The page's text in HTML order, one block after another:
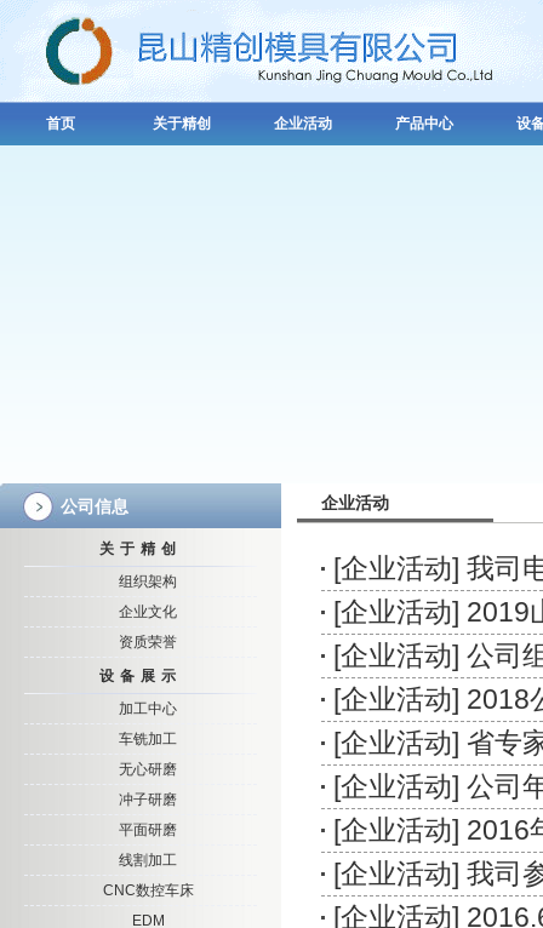
首页 关于精创 企业活动 产品中心 设
公司信息
关于精创
组织架构
企业文化
资质荣誉
设备展示
加工中心
车铣加工
无心研磨
冲子研磨
平面研磨
线割加工
CNC数控车床
EDM
企业活动
[企业活动] 我司
[企业活动] 2019
[企业活动] 公司
[企业活动] 2018
[企业活动] 省专
[企业活动] 公司
[企业活动] 2016
[企业活动] 我司
[企业活动]